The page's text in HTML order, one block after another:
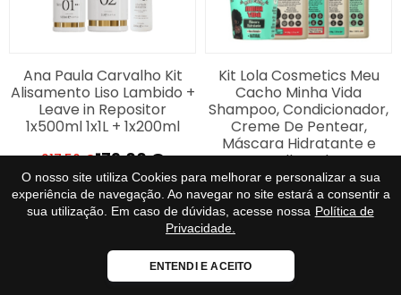
O nosso site utiliza Cookies para melhorar e personalizar a sua
experiência de navegação. Ao navegar no site estará a consentir a
sua utilização. Em caso de dúvidas, acesse nossa Política de
Privacidade.
ENTENDI E ACEITO
Ana Paula Carvalho Kit
Alisamento Liso Lambido +
Leave in Repositor
1x500ml 1x1L + 1x200ml
217,50€ O
preço
original
217,50 €.
179,00€
O
preço
atual
179,00 €.
Kit Lola Cosmetics Meu
Cacho Minha Vida
Shampoo, Condicionador,
Creme De Pentear,
Máscara Hidratante e
Jelly Gel
84,00€ O
preço
67,20€
O
preço
Trustindex